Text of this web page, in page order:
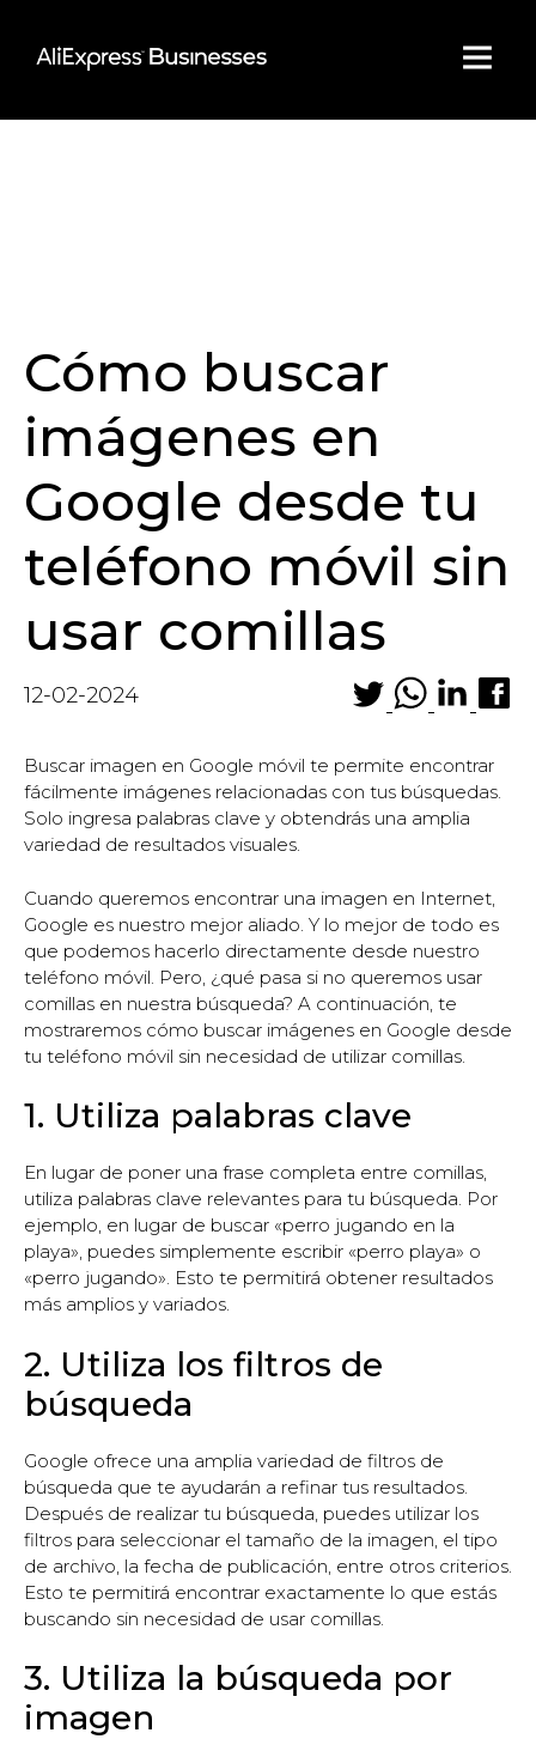
content
Cómo buscar
imágenes en
Google desde tu
teléfono móvil sin
usar comillas
12-02-2024
Buscar imagen en Google móvil te permite encontrar
fácilmente imágenes relacionadas con tus búsquedas.
Solo ingresa palabras clave y obtendrás una amplia
variedad de resultados visuales.
Cuando queremos encontrar una imagen en Internet,
Google es nuestro mejor aliado. Y lo mejor de todo es
que podemos hacerlo directamente desde nuestro
teléfono móvil. Pero, ¿qué pasa si no queremos usar
comillas en nuestra búsqueda? A continuación, te
mostraremos cómo buscar imágenes en Google desde
tu teléfono móvil sin necesidad de utilizar comillas.
1. Utiliza palabras clave
En lugar de poner una frase completa entre comillas,
utiliza palabras clave relevantes para tu búsqueda. Por
ejemplo, en lugar de buscar «perro jugando en la
playa», puedes simplemente escribir «perro playa» o
«perro jugando». Esto te permitirá obtener resultados
más amplios y variados.
2. Utiliza los filtros de
búsqueda
Google ofrece una amplia variedad de filtros de
búsqueda que te ayudarán a refinar tus resultados.
Después de realizar tu búsqueda, puedes utilizar los
filtros para seleccionar el tamaño de la imagen, el tipo
de archivo, la fecha de publicación, entre otros criterios.
Esto te permitirá encontrar exactamente lo que estás
buscando sin necesidad de usar comillas.
3. Utiliza la búsqueda por
imagen